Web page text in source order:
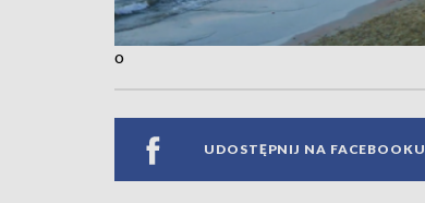
o
UDOSTĘPNIJ NA FACEBOOKU